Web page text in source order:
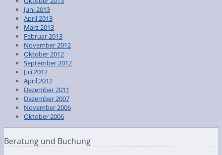
Juni 2013
April 2013
März 2013
Februar 2013
November 2012
Oktober 2012
September 2012
Juli 2012
April 2012
Dezember 2011
Dezember 2007
November 2006
Oktober 2006
Beratung und Buchung